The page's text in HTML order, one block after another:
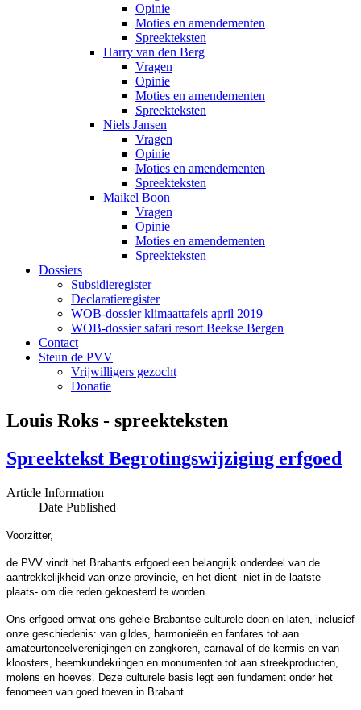
Opinie
Moties en amendementen
Spreekteksten
Harry van den Berg
Vragen
Opinie
Moties en amendementen
Spreekteksten
Niels Jansen
Vragen
Opinie
Moties en amendementen
Spreekteksten
Maikel Boon
Vragen
Opinie
Moties en amendementen
Spreekteksten
Dossiers
Subsidieregister
Declaratieregister
WOB-dossier klimaattafels april 2019
WOB-dossier safari resort Beekse Bergen
Contact
Steun de PVV
Vrijwilligers gezocht
Donatie
Louis Roks - spreekteksten
Spreektekst Begrotingswijziging erfgoed
Article Information
Date Published
Voorzitter,
de PVV vindt het Brabants erfgoed een belangrijk onderdeel van de
aantrekkelijkheid van onze provincie, en het dient -niet in de laatste
plaats- om die reden gekoesterd te worden.
Ons erfgoed omvat ons gehele Brabantse culturele doen en laten, inclusief
onze geschiedenis: van gildes, harmonieën en fanfares tot aan
amateurtoneelverenigingen en zangkoren, carnaval of de kermis en van
kloosters, heemkundekringen en monumenten tot aan streekproducten,
molens en hoeves. Deze culturele basis legt een fundament onder het
fenomeen van goed toeven in Brabant.